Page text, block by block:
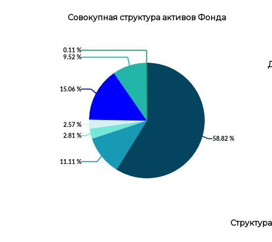
Совокупная структура активов Фонда